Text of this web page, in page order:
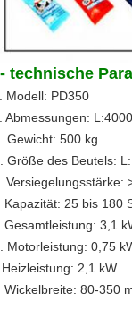
technische
Modell: PD350
Abmessungen:
Gewicht: 500 kg
Größe des Beutels:
Versiegelungsstärke:
Kapazität: 25 bis 180
3,1
Motorleistung: 0,75
2,1 kW
Wickelbreite: 80-350